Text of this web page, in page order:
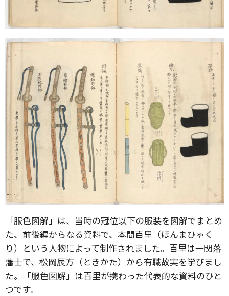
「服色図解」は、当時の冠位以下の服装を図解でまとめ
た、前後編からなる資料で、本間百里（ほんまひゃく
り）という人物によって制作されました。百里は一関藩
藩士で、松岡辰方（ときかた）から有職故実を学びまし
た。「服色図解」は百里が携わった代表的な資料のひと
つです。